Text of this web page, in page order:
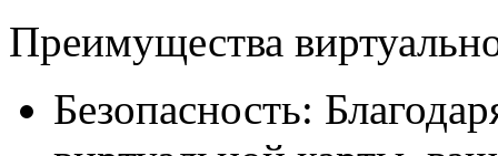
Преимущества
Безопасность: